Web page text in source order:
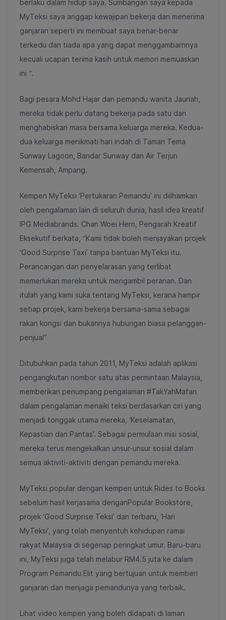
berlaku dalam hidup saya. Sumbangan saya kepada
MyTeksi saya anggap kewajipan bekerja dan menerima
ganjaran seperti ini membuat saya benar-benar
terkedu dan tiada apa yang dapat menggambarnnya
kecuali ucapan terima kasih untuk memori memuaskan
ini “.
Bagi pesara Mohd Hajar dan pemandu wanita Jauriah,
mereka tidak perlu datang bekerja pada satu dan
menghabiskan masa bersama keluarga mereka. Kedua-
dua keluarga menikmati hari indah di Taman Tema
Sunway Lagoon, Bandar Sunway dan Air Terjun
Kemensah, Ampang.
Kempen MyTeksi ‘Pertukaran Pemandu’ ini diilhamkan
oleh pengalaman lain di seluruh dunia, hasil idea kreatif
IPG Mediabrands. Chan Woei Hern, Pengarah Kreatif
Eksekutif berkata, “Kami tidak boleh menjayakan projek
‘Good Surprise Taxi’ tanpa bantuan MyTeksi itu.
Perancangan dan penyelarasan yang terlibat
memerlukan mereka untuk mengambil peranan. Dan
itulah yang kami suka tentang MyTeksi, kerana hampir
setiap projek, kami bekerja bersama-sama sebagai
rakan kongsi dan bukannya hubungan biasa pelanggan-
penjual”
Ditubuhkan pada tahun 2011, MyTeksi adalah aplikasi
pengangkutan nombor satu atas permintaan Malaysia,
memberikan penumpang pengalaman #TakYahMafan
dalam pengalaman menaiki teksi berdasarkan ciri yang
menjadi tonggak utama mereka, ‘Keselamatan,
Kepastian dan Pantas’. Sebagai permulaan misi sosial,
mereka terus mengekalkan unsur-unsur sosial dalam
semua aktiviti-aktiviti dengan pemandu mereka.
MyTeksi popular dengan kempen untuk Rides to Books
sebelum hasil kerjasama denganPopular Bookstore,
projek ‘Good Surprise Teksi’ dan terbaru, ‘Hari
MyTeksi’, yang telah menyentuh kehidupan ramai
rakyat Malaysia di segenap peringkat umur. Baru-baru
ini, MyTeksi juga telah melabur RM4.5 juta ke dalam
Program Pemandu Elit yang bertujuan untuk memberi
ganjaran dan menjaga pemandunya yang terbaik.
Lihat video kempen yang boleh didapati di laman